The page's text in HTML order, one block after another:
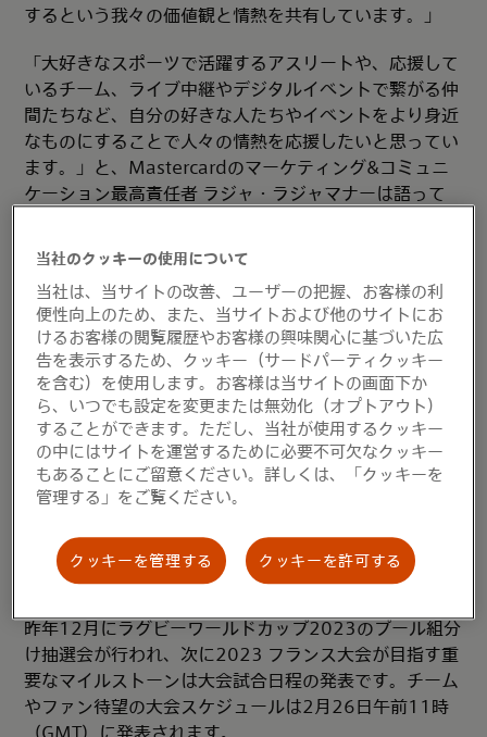
するという我々の価値観と情熱を共有しています。」
「大好きなスポーツで活躍するアスリートや、応援して
いるチーム、ライブ中継やデジタルイベントで繋がる仲
間たちなど、自分の好きな人たちやイベントをより身近
なものにすることで人々の情熱を応援したいと思ってい
ます。」と、Mastercardのマーケティング&コミュニ
ケーション最高責任者 ラジャ・ラジャマナーは語って
ー、ファン、そしてスポーツコミュニティの皆様の記憶
に残るような瞬間の創出に貢献してまいります。」
ラグビーワールドカップ 2023 フランス大会のCEO ク
ロード・アチェ氏も次のように述べています。「私たち
はMastercardを2023 フランス大会のファミリーに迎
えられることをとても嬉しく思います。ラグビーワール
ドカップ2023 フランス大会のパートナーの皆様と同
様、Mastercardは豊富な専門的な知見やノウハウを持
ってこの大会を成功に導いてくれます。そういった意味
す。」
昨年12月にラグビーワールドカップ2023のプール組分
け抽選会が行われ、次に2023 フランス大会が目指す重
要なマイルストーンは大会試合日程の発表です。チーム
やファン待望の大会スケジュールは2月26日午前11時
（GMT）に発表されます。
当社のクッキーの使用について
当社は、当サイトの改善、ユーザーの把握、お客様の利
便性向上のため、また、当サイトおよび他のサイトにお
けるお客様の閲覧履歴やお客様の興味関心に基づいた広
告を表示するため、クッキー（サードパーティクッキー
を含む）を使用します。お客様は当サイトの画面下か
ら、いつでも設定を変更または無効化（オプトアウト）
することができます。ただし、当社が使用するクッキー
の中にはサイトを運営するために必要不可欠なクッキー
もあることにご留意ください。詳しくは、「クッキーを
管理する」をご覧ください。
クッキーを許可する
クッキーを管理する